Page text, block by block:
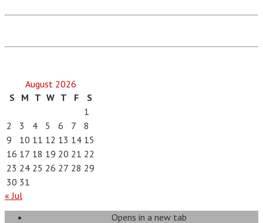
August 2026
S
M T W T F
S
1
2
3 4 5 6 7
8
9
10 11 12 13 14 15
16 17 18 19 20 21 22
23 24 25 26 27 28 29
30 31
« Jul
Opens in a new tab